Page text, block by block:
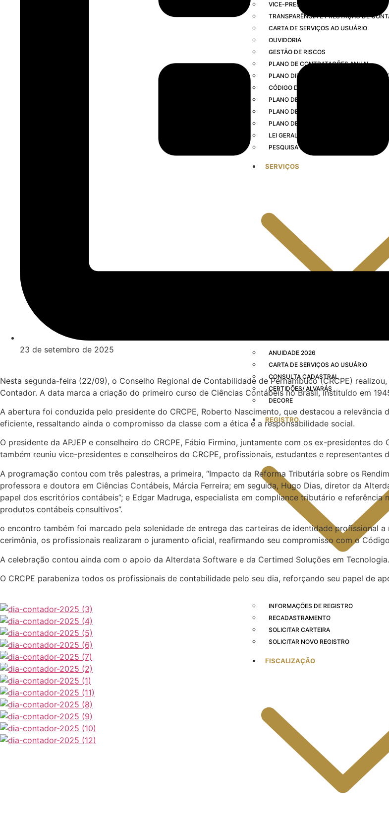
VICE-PRESIDÊNCIAS
TRANSPARÊNCIA E PRESTAÇÃO DE
CARTA DE SERVIÇOS AO USUÁRIO
OUVIDORIA
GESTÃO DE RISCOS
PLANO DE CONTRATAÇÕES ANUAL
PLANO DIRETOR DE TECNOLOGIA DA
CÓDIGO DE CONDUTA
PLANO DE INTEGRIDADE
PLANO DE LOGÍSTICA SUSTENTÁVEL
PLANO DE DESENVOLVIMENTO DE
LEI GERAL DE PROTEÇÃO DE DADOS
PESQUISA DE SATISFAÇÃO
SERVIÇOS
ANUIDADE 2026
CARTA DE SERVIÇOS AO USUÁRIO
CONSULTA CADASTRAL
CERTIDÕES/ ALVARÁS
DECORE
REGISTRO
INFORMAÇÕES DE REGISTRO
RECADASTRAMENTO
SOLICITAR CARTEIRA
SOLICITAR NOVO REGISTRO
FISCALIZAÇÃO
23 de setembro de 2025
Nesta segunda-feira (22/09), o Conselho Regional de Contabilidade de Pernambuco (CRCPE)
Contador. A data marca a criação do primeiro curso de Ciências Contábeis no Brasil, instituído em
A abertura foi conduzida pelo presidente do CRCPE, Roberto Nascimento, que destacou a
eficiente, ressaltando ainda o compromisso da classe com a ética e a responsabilidade social.
O presidente da APJEP e conselheiro do CRCPE, Fábio Firmino, juntamente com os ex-presidentes
também reuniu vice-presidentes e conselheiros do CRCPE, profissionais, estudantes e representantes
A programação contou com três palestras, a primeira, “Impacto da Reforma Tributária sobre os
professora e doutora em Ciências Contábeis, Márcia Ferreira; em seguida, Hugo Dias, diretor da
papel dos escritórios contábeis”; e Edgar Madruga, especialista em compliance tributário e
produtos contábeis consultivos”.
o encontro também foi marcado pela solenidade de entrega das carteiras de identidade profissional
cerimônia, os profissionais realizaram o juramento oficial, reafirmando seu compromisso com o
A celebração contou ainda com o apoio da Alterdata Software e da Certimed Soluções em Tecnologia.
O CRCPE parabeniza todos os profissionais de contabilidade pelo seu dia, reforçando seu papel de